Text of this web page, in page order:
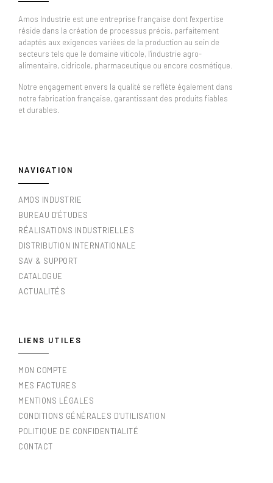
Amos Industrie est une entreprise française dont l'expertise
réside dans la création de processus précis, parfaitement
adaptés aux exigences variées de la production au sein de
secteurs tels que le domaine viticole, l'industrie agro-
alimentaire, cidricole, pharmaceutique ou encore cosmétique.
Notre engagement envers la qualité se reflète également dans
notre fabrication française, garantissant des produits fiables
et durables.
NAVIGATION
AMOS INDUSTRIE
BUREAU D'ÉTUDES
RÉALISATIONS INDUSTRIELLES
DISTRIBUTION INTERNATIONALE
SAV & SUPPORT
CATALOGUE
ACTUALITÉS
LIENS UTILES
MON COMPTE
MES FACTURES
MENTIONS LÉGALES
CONDITIONS GÉNÉRALES D'UTILISATION
POLITIQUE DE CONFIDENTIALITÉ
CONTACT